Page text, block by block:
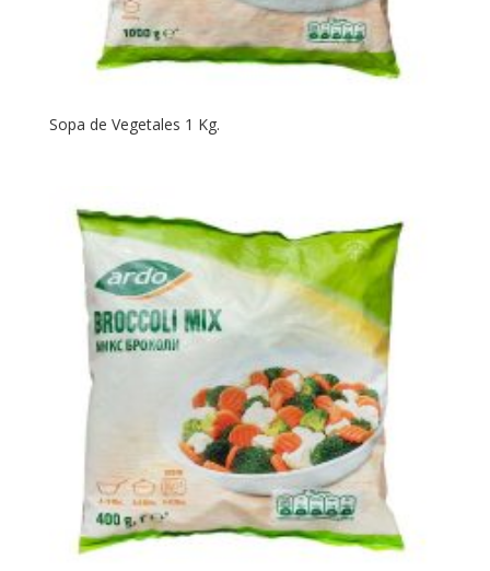
Sopa de Vegetales 1 Kg.